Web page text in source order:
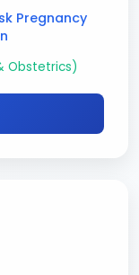
Pregnancy
& Obstetrics)